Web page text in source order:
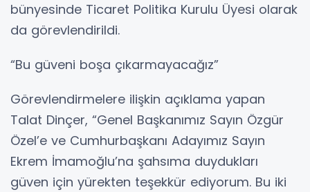
bünyesinde Ticaret Politika Kurulu Üyesi olarak
da görevlendirildi.
“Bu güveni boşa çıkarmayacağız”
Görevlendirmelere ilişkin açıklama yapan
Talat Dinçer, “Genel Başkanımız Sayın Özgür
Özel’e ve Cumhurbaşkanı Adayımız Sayın
Ekrem İmamoğlu’na şahsıma duydukları
güven için yürekten teşekkür ediyorum. Bu iki